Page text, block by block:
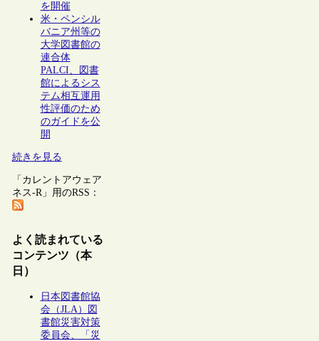
を開催
米・ペンシル
バニア州等の
大学図書館の
連合体
PALCI、図書
館によるシス
テム相互運用
性評価のため
のガイドを公
開
続きを見る
「カレントアウェア
ネス-R」用のRSS：
よく読まれている
コンテンツ（本
日）
日本図書館協
会（JLA）図
書館災害対策
委員会、「災